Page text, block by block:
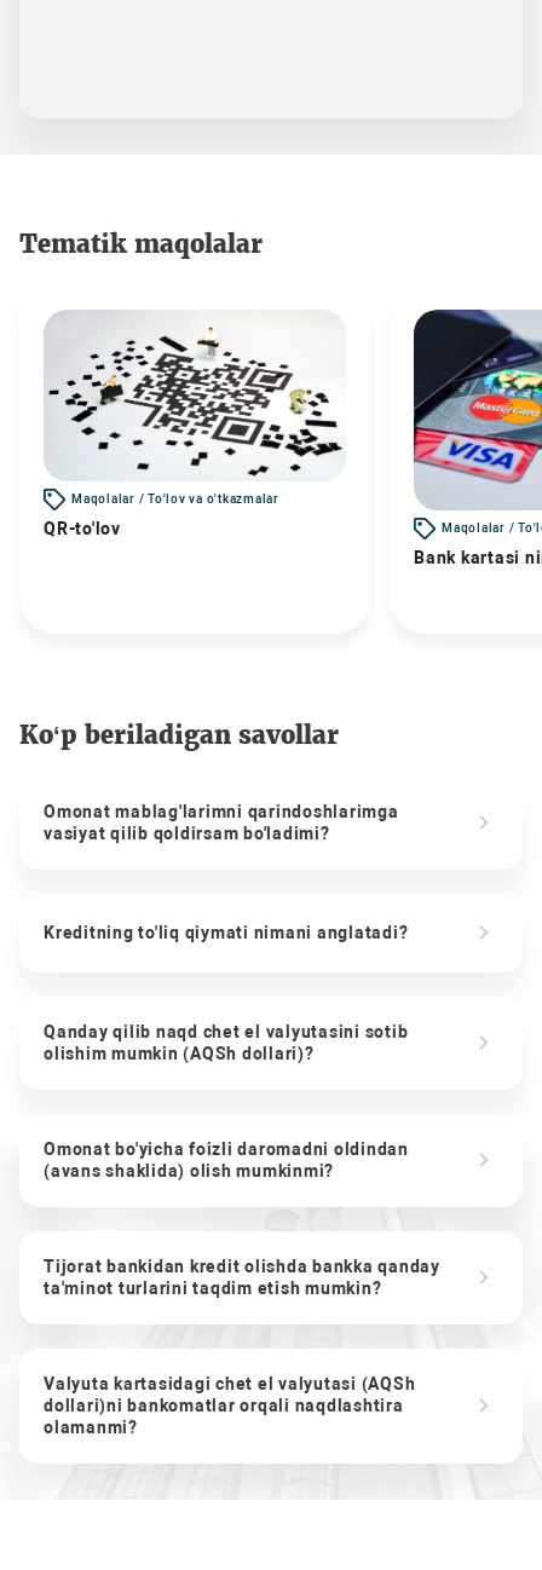
Tematik maqolalar
Maqolalar / To'lov va o'tkazmalar
QR-to'lov Maqolalar /
Bank kartasi
Ko‘p beriladigan savollar
Omonat mablag'larimni qarindoshlarimga
vasiyat qilib qoldirsam bo'ladimi?
Kreditning to'liq qiymati nimani anglatadi?
Qanday qilib naqd chet el valyutasini sotib
olishim mumkin (AQSh dollari)?
Omonat bo'yicha foizli daromadni oldindan
(avans shaklida) olish mumkinmi?
Tijorat bankidan kredit olishda bankka qanday
ta'minot turlarini taqdim etish mumkin?
Valyuta kartasidagi chet el valyutasi (AQSh
dollari)ni bankomatlar orqali naqdlashtira
olamanmi?